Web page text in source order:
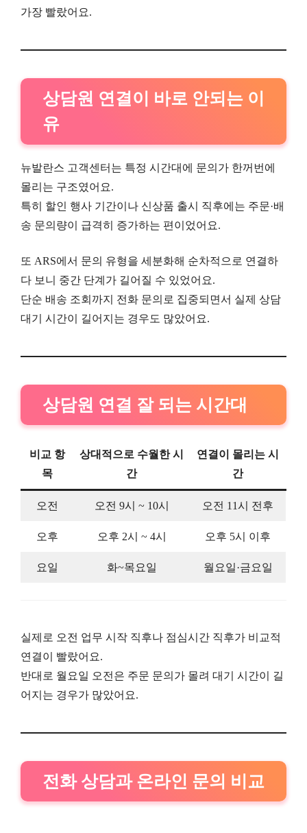
가장 빨랐어요.
상담원 연결이 바로 안되는 이
유
뉴발란스 고객센터는 특정 시간대에 문의가 한꺼번에
몰리는 구조였어요.
특히 할인 행사 기간이나 신상품 출시 직후에는 주문·배
송 문의량이 급격히 증가하는 편이었어요.
또 ARS에서 문의 유형을 세분화해 순차적으로 연결하
다 보니 중간 단계가 길어질 수 있었어요.
단순 배송 조회까지 전화 문의로 집중되면서 실제 상담
대기 시간이 길어지는 경우도 많았어요.
상담원 연결 잘 되는 시간대
비교 항
목
상대적으로 수월한 시
간
연결이 몰리는 시
간
오전 오전 9시 ~ 10시 오전 11시 전후
오후 오후 2시 ~ 4시 오후 5시 이후
요일 화~목요일 월요일·금요일
실제로 오전 업무 시작 직후나 점심시간 직후가 비교적
연결이 빨랐어요.
반대로 월요일 오전은 주문 문의가 몰려 대기 시간이 길
어지는 경우가 많았어요.
전화 상담과 온라인 문의 비교